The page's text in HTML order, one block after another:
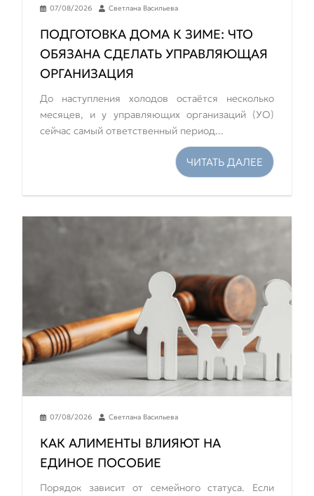
07/08/2026 Светлана Васильева
ПОДГОТОВКА ДОМА К ЗИМЕ: ЧТО
ОБЯЗАНА СДЕЛАТЬ УПРАВЛЯЮЩАЯ
ОРГАНИЗАЦИЯ
До наступления холодов остаётся несколько
месяцев, и у управляющих организаций (УО)
сейчас самый ответственный период...
ЧИТАТЬ ДАЛЕЕ
07/08/2026 Светлана Васильева
КАК АЛИМЕНТЫ ВЛИЯЮТ НА
ЕДИНОЕ ПОСОБИЕ
Порядок зависит от семейного статуса. Если